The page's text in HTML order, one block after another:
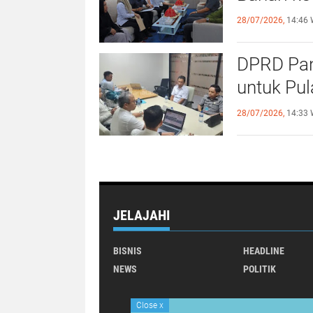
28/07/2026, 14:46
DPRD
untuk
28/07/2026, 14:33
JELAJAHI
BISNIS HEADLINE
NEWS
POLITIK
Close x